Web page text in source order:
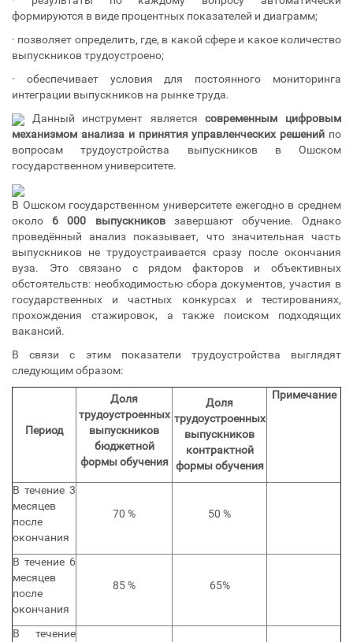
формируются в виде процентных показателей и диаграмм;
· позволяет определить, где, в какой сфере и какое количество
выпускников трудоустроено;
· обеспечивает условия для постоянного мониторинга
интеграции выпускников на рынке труда.
Данный инструмент являетсясовременным цифровым
механизмом анализа и принятия управленческих решений по
вопросам трудоустройства выпускников в Ошском
государственном университете.
В Ошском государственном университете ежегодно в среднем
около 6 000 выпускников завершают обучение. Однако
проведённый анализ показывает, что значительная часть
выпускников не трудоустраивается сразу после окончания
вуза. Это связано с рядом факторов и объективных
обстоятельств: необходимостью сбора документов, участия в
государственных и частных конкурсах и тестированиях,
прохождения стажировок, а также поиском подходящих
вакансий.
В связи с этим показатели трудоустройства выглядят
следующим образом:
Период
Доля
трудоустроенных
выпускников
бюджетной
формыобучения
Доля
трудоустроенных
выпускников
контрактной
формыобучения
Примечание
В течение 3
месяцев
после
окончания
70 % 50 %
В течение 6
месяцев
после
окончания
85 % 65%
В течение